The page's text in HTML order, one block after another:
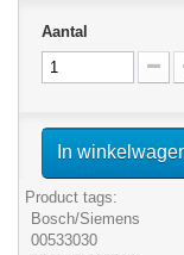
Aantal
In
Product tags:
Bosch/Siemens
00533030